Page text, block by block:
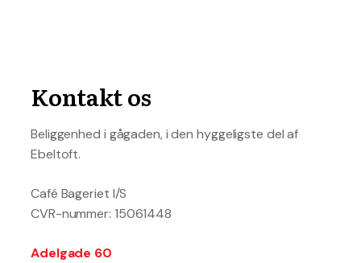
Kontakt os
Beliggenhed i gågaden, i den hyggeligste del af
Ebeltoft.
Café Bageriet I/S
CVR-nummer: 15061448
Adelgade 60